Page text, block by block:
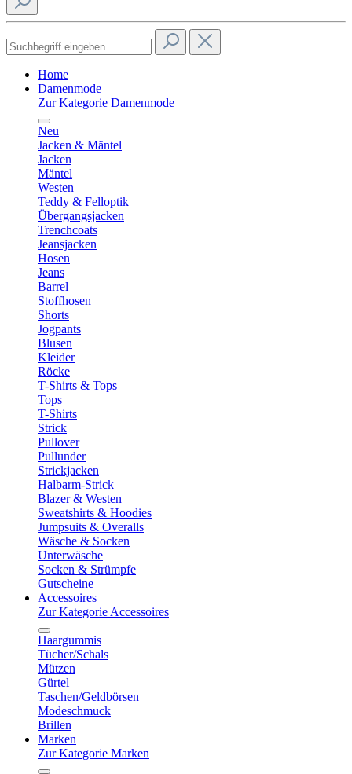
Home
Damenmode
Zur Kategorie Damenmode
Neu
Jacken & Mäntel
Jacken
Mäntel
Westen
Teddy & Felloptik
Übergangsjacken
Trenchcoats
Jeansjacken
Hosen
Jeans
Barrel
Stoffhosen
Shorts
Jogpants
Blusen
Kleider
Röcke
T-Shirts & Tops
Tops
T-Shirts
Strick
Pullover
Pullunder
Strickjacken
Halbarm-Strick
Blazer & Westen
Sweatshirts & Hoodies
Jumpsuits & Overalls
Wäsche & Socken
Unterwäsche
Socken & Strümpfe
Gutscheine
Accessoires
Zur Kategorie Accessoires
Haargummis
Tücher/Schals
Mützen
Gürtel
Taschen/Geldbörsen
Modeschmuck
Brillen
Marken
Zur Kategorie Marken